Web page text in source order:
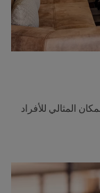
المثالي للأفراد